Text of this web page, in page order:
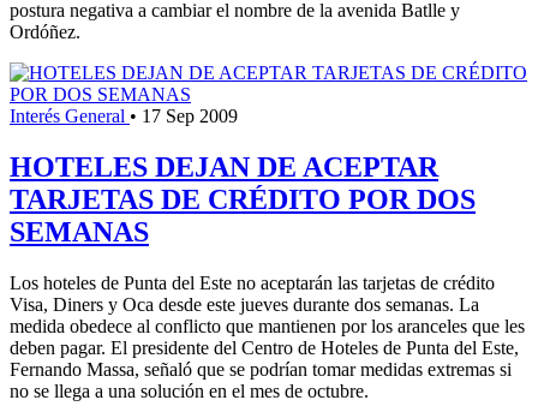
postura negativa a cambiar el nombre de la avenida Batlle y
Ordóñez.
Interés General • 17 Sep 2009
HOTELES DEJAN DE ACEPTAR
TARJETAS DE CRÉDITO POR DOS
SEMANAS
Los hoteles de Punta del Este no aceptarán las tarjetas de crédito
Visa, Diners y Oca desde este jueves durante dos semanas. La
medida obedece al conflicto que mantienen por los aranceles que les
deben pagar. El presidente del Centro de Hoteles de Punta del Este,
Fernando Massa, señaló que se podrían tomar medidas extremas si
no se llega a una solución en el mes de octubre.